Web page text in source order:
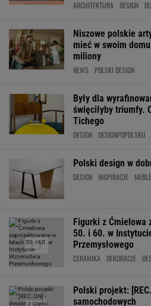
ARCHITEKTURA DESIGN
Niszowe polskie
mieć w swoim
miliony
NEWS POLSKI DESIGN
Były dla
święciłyby triumfy.
Tichego
DESIGN DESIGNPOPOLSKU
Polski design w
DESIGN INSPIRACJE MEBLE
Figurki z Ćmielowa
50. i 60. w
Przemysłowego
CERAMIKA DEKORACJE
Polski projekt:
samochodowych